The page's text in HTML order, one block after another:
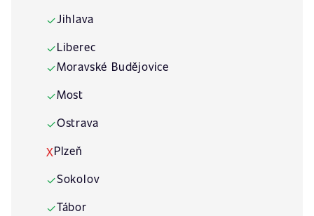
✓Jihlava
✓Liberec
✓Moravské Budějovice
✓Most
✓Ostrava
XPlzeň
✓Sokolov
✓Tábor